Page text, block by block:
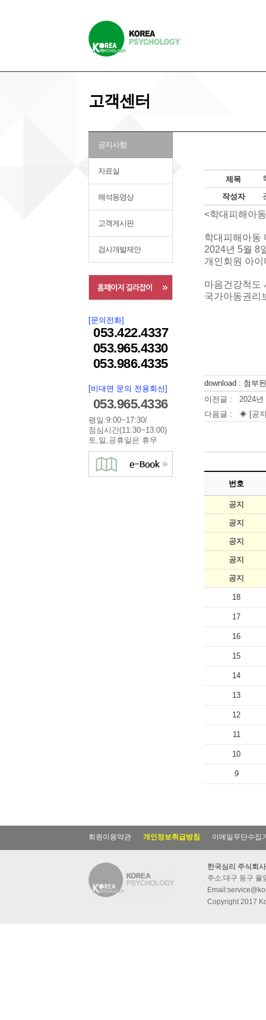
고객센터
공지사항
자료실
해석동영상
고객게시판
검사개발제안
[문의전화]
053.422.4337
053.965.4330
053.986.4335
[비대면 문의 전용회선]
053.965.4336
평일:9:00~17:30/
점심시간(11:30~13:00)
토,일,공휴일은 휴무
제목
작성자
<학대피해아
학대피해아동
2024년 5월 8
개인회원 아
마음건강척도
국가아동권리
download : 첨부
이전글 : 2024년
다음글 : ◈ [공
번호
공지
공지
공지
공지
공지
18
17
16
15
14
13
12
11
10
9
회원이용약관 개인정보취급방침 이메일무단수집
한국심리 주식회사
주소:대구 동구 율
Copyright 2017